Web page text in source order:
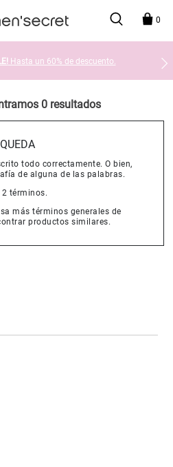
0
Hasta un 60% de descuento.
0 resultados
de alguna de las palabras.
términos.